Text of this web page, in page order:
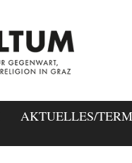
AKTUELLES/